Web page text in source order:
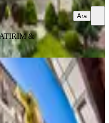
&
Ara
Satılık 1.
Eser Köşk
16.06.2026